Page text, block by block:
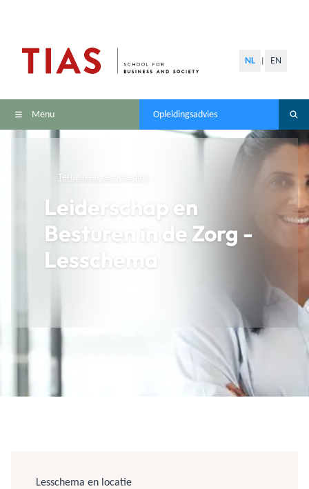
NL EN
Menu Opleidingsadvies
Terug naar de opleiding
Leiderschap en
Besturen in de Zorg -
Lesschema
Lesschema en locatie